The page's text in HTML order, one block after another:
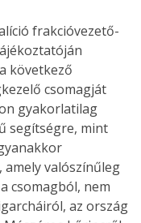
frakcióvezető-
következő
csomagját
gyakorlatilag
segítségre, mint
amely valószínűleg
csomagból, nem
az ország